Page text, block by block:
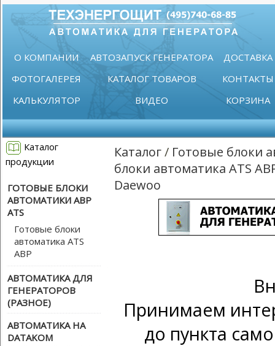
О КОМПАНИИ АВТОЗАПУСК ГЕНЕРАТОРА
ДОСТАВКА
ФОТОГАЛЕРЕЯ
КАТАЛОГ ТОВАРОВ
КОНТАКТЫ
КАЛЬКУЛЯТОР
ВИДЕО КОРЗИНА
Каталог
продукции
ГОТОВЫЕ БЛОКИ
АВТОМАТИКИ АВР
ATS
Готовые блоки
автоматика ATS
АВР
АВТОМАТИКА ДЛЯ
ГЕНЕРАТОРОВ
(РАЗНОЕ)
АВТОМАТИКА НА
DATAKOM
Каталог/ Готовые блоки
блоки автоматика ATS
Daewoo
Принимаем
до пункта